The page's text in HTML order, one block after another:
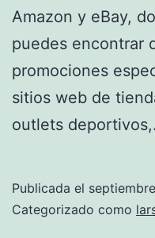
Amazon y eBay,
puedes encontrar
promociones
sitios web de
outlets
Publicada el
Categorizado como